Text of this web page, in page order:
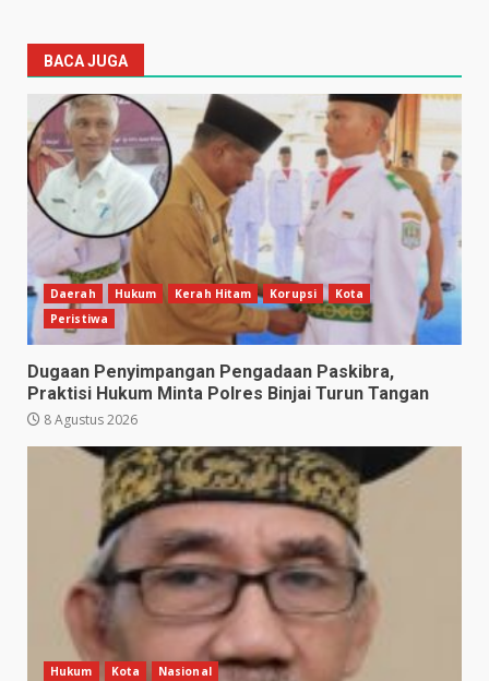
BACA JUGA
Daerah Hukum Kerah Hitam Korupsi
Kota
Peristiwa
Dugaan Penyimpangan Pengadaan Paskibra,
Praktisi Hukum Minta Polres Binjai Turun Tangan
8 Agustus 2026
Hukum Kota Nasional